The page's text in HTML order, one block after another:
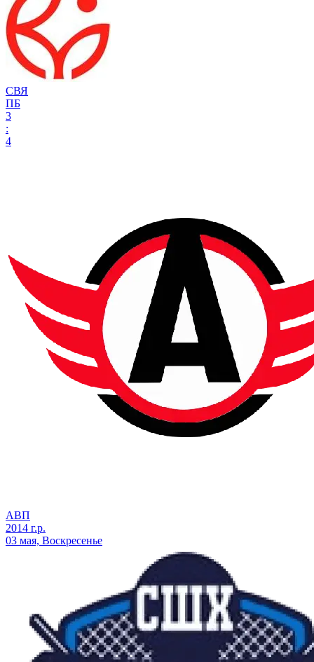
СВЯ
ПБ
3
:
4
АВП
2014 г.р.
03 мая, Воскресенье